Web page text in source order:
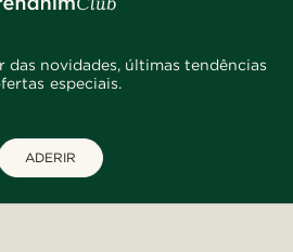
das novidades, últimas tendências
especiais.
ADERIR